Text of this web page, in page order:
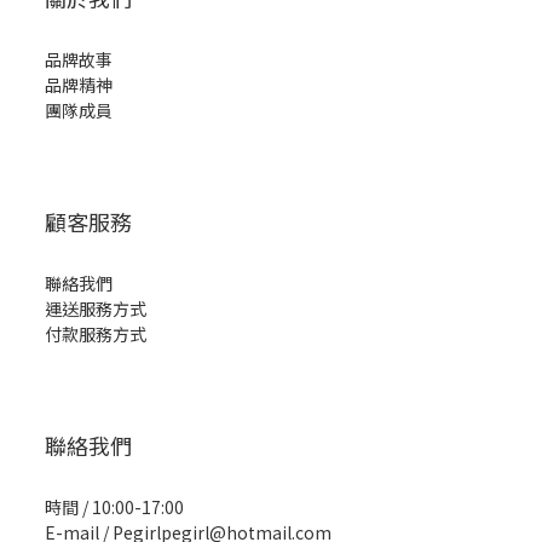
品牌故事
品牌精神
團隊成員
顧客服務
聯絡我們
運送服務方式
付款服務方式
聯絡我們
時間 / 10:00-17:00
E-mail / Pegirlpegirl@hotmail.com